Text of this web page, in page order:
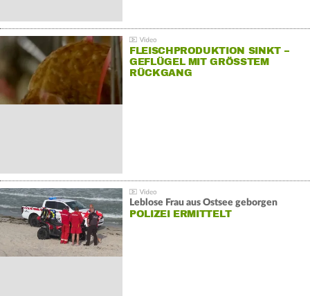
FLEISCHPRODUKTION SINKT –
GEFLÜGEL MIT GRÖSSTEM R
ÜCKGANG
Leblose Frau aus Ostsee geborgen
POLIZEI ERMITTELT